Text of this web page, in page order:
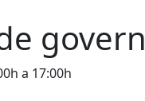
govern
a 17:00h